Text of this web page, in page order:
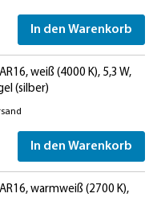
In den Warenkorb
weiß (4000 K), 5,3 W,
(silber)
In den Warenkorb
warmweiß (2700 K),